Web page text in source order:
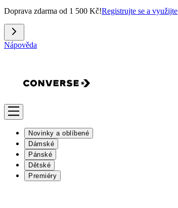
Doprava zdarma od 1 500 Kč!Registrujte se a využijte
Nápověda
Novinky a oblíbené
Dámské
Pánské
Dětské
Premiéry